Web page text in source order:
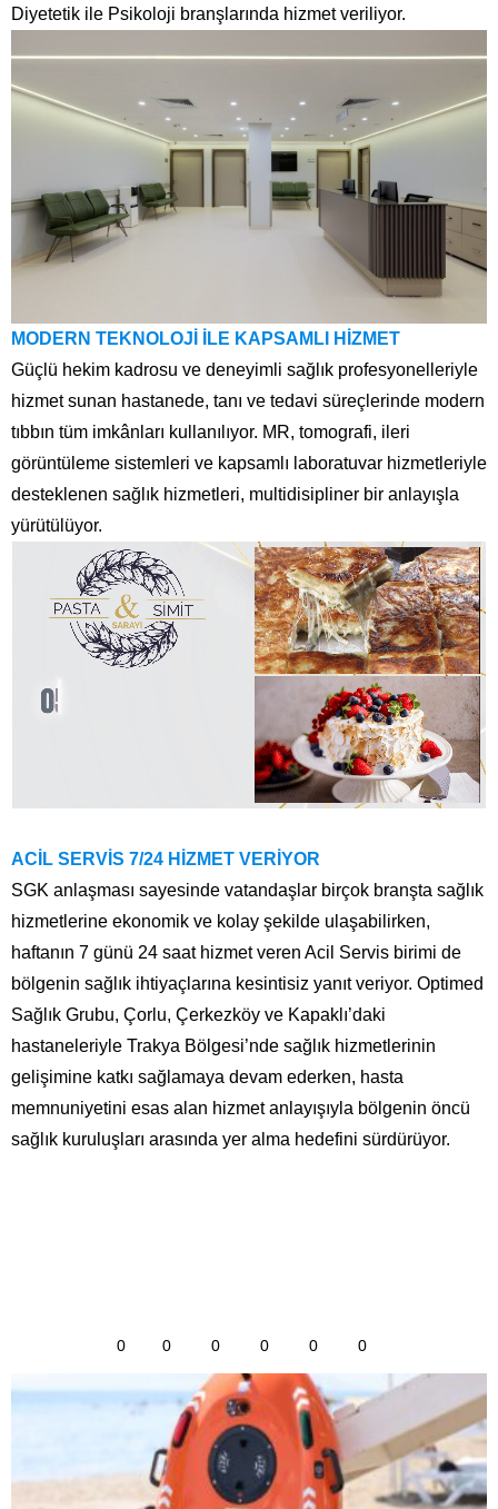
Diyetetik ile Psikoloji branşlarında hizmet veriliyor.
MODERN TEKNOLOJİ İLE KAPSAMLI HİZMET
Güçlü hekim kadrosu ve deneyimli sağlık profesyonelleriyle
hizmet sunan hastanede, tanı ve tedavi süreçlerinde modern
tıbbın tüm imkânları kullanılıyor. MR, tomografi, ileri
görüntüleme sistemleri ve kapsamlı laboratuvar hizmetleriyle
desteklenen sağlık hizmetleri, multidisipliner bir anlayışla
yürütülüyor.
ACİL SERVİS 7/24 HİZMET VERİYOR
SGK anlaşması sayesinde vatandaşlar birçok branşta sağlık
hizmetlerine ekonomik ve kolay şekilde ulaşabilirken,
haftanın 7 günü 24 saat hizmet veren Acil Servis birimi de
bölgenin sağlık ihtiyaçlarına kesintisiz yanıt veriyor. Optimed
Sağlık Grubu, Çorlu, Çerkezköy ve Kapaklı’daki
hastaneleriyle Trakya Bölgesi’nde sağlık hizmetlerinin
gelişimine katkı sağlamaya devam ederken, hasta
memnuniyetini esas alan hizmet anlayışıyla bölgenin öncü
sağlık kuruluşları arasında yer alma hedefini sürdürüyor.
0 0 0 0 0 0